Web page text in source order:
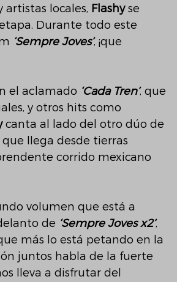
locales, Flashy se
Durante todo este
‘Sempre Joves’, ¡que
el aclamado ‘Cada Tren’, que
y otros hits como
canta al lado del otro dúo de
llega desde tierras
corrido mexicano
volumen que está a
de ‘Sempre Joves x2’,
más lo está petando en la
juntos habla de la fuerte
lleva a disfrutar del